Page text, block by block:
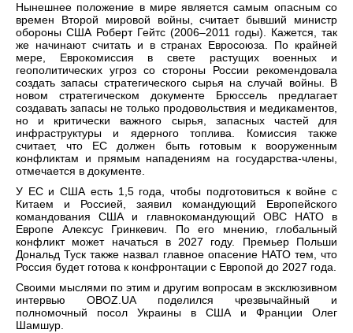
Нынешнее положение в мире является самым опасным со
времен Второй мировой войны, считает бывший министр
обороны США Роберт Гейтс (2006–2011 годы). Кажется, так
же начинают считать и в странах Евросоюза. По крайней
мере, Еврокомиссия в свете растущих военных и
геополитических угроз со стороны России рекомендовала
создать запасы стратегического сырья на случай войны. В
новом стратегическом документе Брюссель предлагает
создавать запасы не только продовольствия и медикаментов,
но и критически важного сырья, запасных частей для
инфраструктуры и ядерного топлива. Комиссия также
считает, что ЕС должен быть готовым к вооруженным
конфликтам и прямым нападениям на государства-члены,
отмечается в документе.
У ЕС и США есть 1,5 года, чтобы подготовиться к войне с
Китаем и Россией, заявил командующий Европейского
командования США и главнокомандующий ОВС НАТО в
Европе Алексус Гринкевич. По его мнению, глобальный
конфликт может начаться в 2027 году. Премьер Польши
Дональд Туск также назвал главное опасение НАТО тем, что
Россия будет готова к конфронтации с Европой до 2027 года.
Своими мыслями по этим и другим вопросам в эксклюзивном
интервью OBOZ.UA поделился чрезвычайный и
полномочный посол Украины в США и Франции Олег
Шамшур.